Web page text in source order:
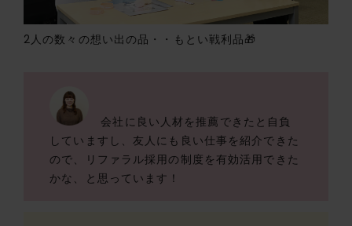
2人の数々の想い出の品・・もとい戦利品🎁
会社に良い人材を推薦できたと自負
していますし、友人にも良い仕事を紹介できた
ので、リファラル採用の制度を有効活用できた
かな、と思っています！